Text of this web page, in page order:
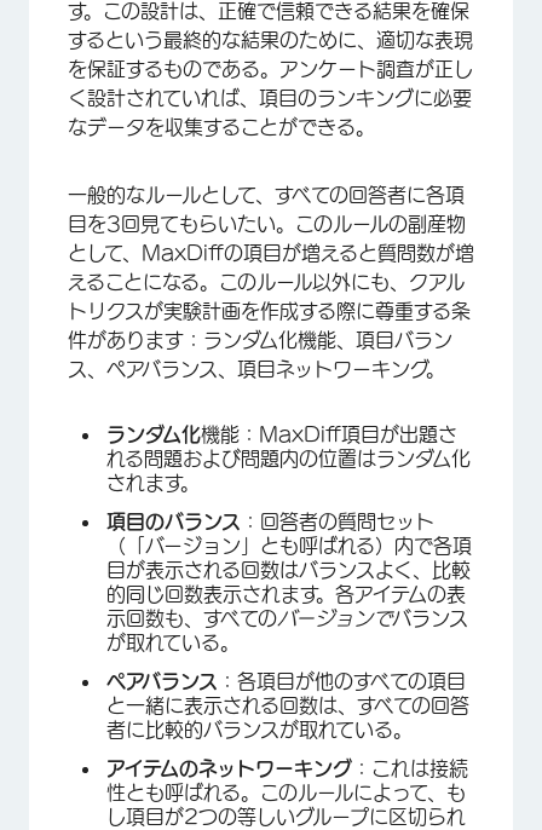
す。この設計は、正確で信頼できる結果を確保
するという最終的な結果のために、適切な表現
を保証するものである。アンケート調査が正し
く設計されていれば、項目のランキングに必要
なデータを収集することができる。
一般的なルールとして、すべての回答者に各項
目を3回見てもらいたい。このルールの副産物
として、MaxDiffの項目が増えると質問数が増
えることになる。このルール以外にも、クアル
トリクスが実験計画を作成する際に尊重する条
件があります：ランダム化機能、項目バラン
ス、ペアバランス、項目ネットワーキング。
ランダム化機能：MaxDiff項目が出題さ
れる問題および問題内の位置はランダム化
されます。
項目のバランス ：回答者の質問セット
（「バージョン」とも呼ばれる）内で各項
目が表示される回数はバランスよく、比較
的同じ回数表示されます。各アイテムの表
示回数も、すべてのバージョンでバランス
が取れている。
ペアバランス ：各項目が他のすべての項目
と一緒に表示される回数は、すべての回答
者に比較的バランスが取れている。
アイテムのネットワーキング ：これは接続
性とも呼ばれる。このルールによって、も
し項目が2つの等しいグループに区切られ